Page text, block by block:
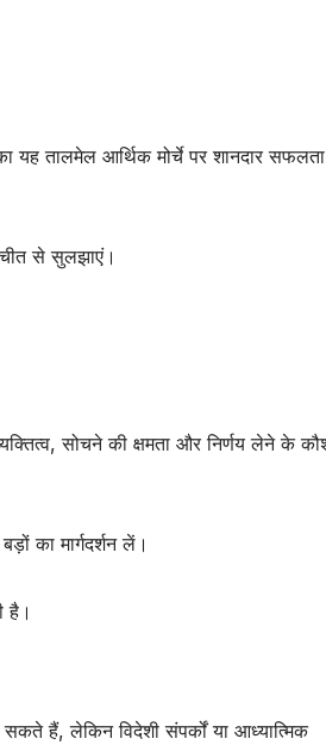
तालमेल आर्थिक मोर्चे पर शानदार सफलता
से सुलझाएं।
सोचने की क्षमता और निर्णय लेने के
का मार्गदर्शन लें।
है।
हैं, लेकिन विदेशी संपर्कों या आध्यात्मिक